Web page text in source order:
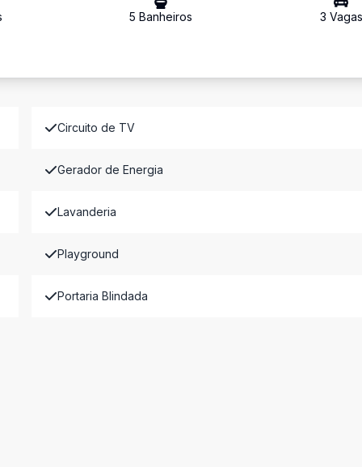
5 Banheiros 3 Vagas
Circuito de TV
Gerador de Energia
Lavanderia
Playground
Portaria Blindada